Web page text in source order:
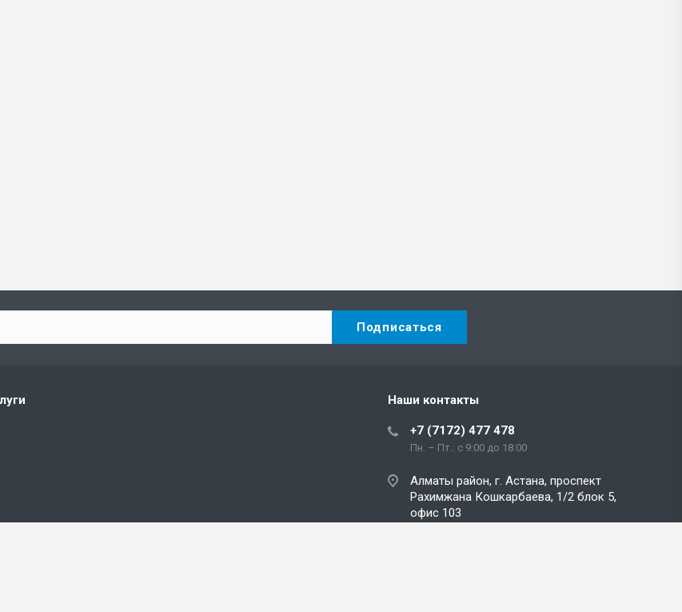
Наши контакты
+7 (7172) 477 478
Пн. – Пт.: с 9:00 до 18:00
Алматы район, г. Астана, проспект
Рахимжана Кошкарбаева, 1/2 блок 5,
офис 103